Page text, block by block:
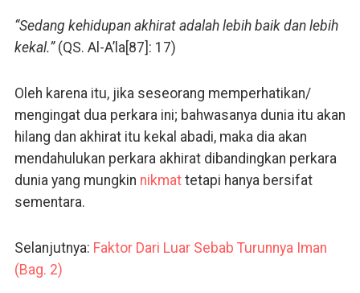
“Sedang kehidupan akhirat adalah lebih baik dan lebih
kekal.”(QS. Al-A’la[87]: 17)
Oleh karena itu, jika seseorang memperhatikan/
mengingat dua perkara ini; bahwasanya dunia itu akan
hilang dan akhirat itu kekal abadi, maka dia akan
mendahulukan perkara akhirat dibandingkan perkara
dunia yang mungkin nikmattetapi hanya bersifat
sementara.
Selanjutnya: Faktor Dari Luar Sebab Turunnya Iman
(Bag. 2)